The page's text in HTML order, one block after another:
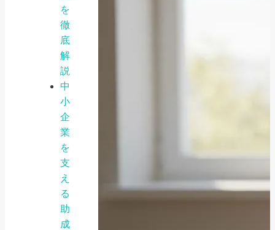
を
徹
底
解
説
中
小
企
業
を
支
え
る
助
成